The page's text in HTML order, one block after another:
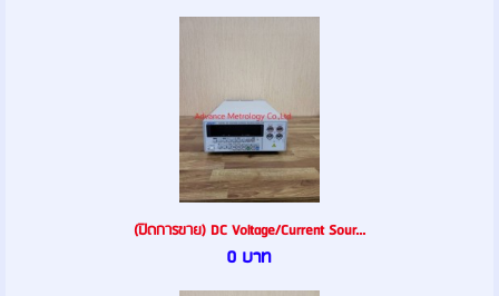
(ปิดการขาย) DC Voltage/Current Sour...
0 บาท